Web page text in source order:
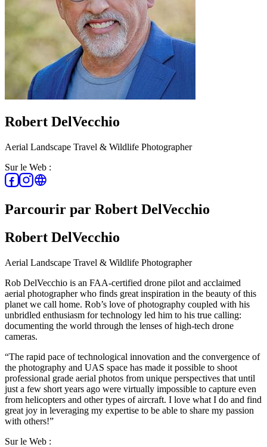
Robert DelVecchio
Aerial Landscape Travel & Wildlife Photographer
Sur le Web :
Parcourir par Robert DelVecchio
Robert DelVecchio
Aerial Landscape Travel & Wildlife Photographer
Rob DelVecchio is an FAA-certified drone pilot and acclaimed
aerial photographer who finds great inspiration in the beauty of this
planet we call home. Rob’s love of photography coupled with his
unbridled enthusiasm for technology led him to his true calling:
documenting the world through the lenses of high-tech drone
cameras.
“The rapid pace of technological innovation and the convergence of
the photography and UAS space has made it possible to shoot
professional grade aerial photos from unique perspectives that until
just a few short years ago were virtually impossible to capture even
from helicopters and other types of aircraft. I love what I do and find
great joy in leveraging my expertise to be able to share my passion
with others!”
Sur le Web :